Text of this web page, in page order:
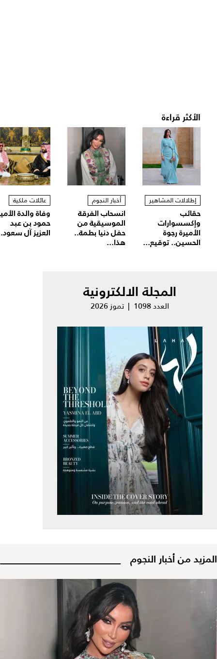
الأكثر قراءة
إطلالات المشاهير
حقائب
وإكسسوارات
الأميرة رجوة
الحسين.. توقيع...
أخبار النجوم
انسحاب الفرقة
الموسيقية من
حفل دنيا بطمة..
هذا...
عائلات ملكية
وفاة والدة
حمود بن عبد
العزيز آل
المجلة الالكترونية
العدد 1098 | تموز 2026
المزيد من أخبار النجوم